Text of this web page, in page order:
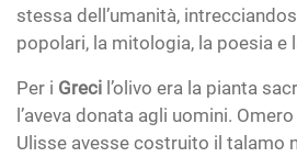
stessa dell’umanità,
popolari, la mitologia, la poesia e
Per i Greci l’olivo era la pianta
l’aveva donata agli uomini.
Ulisse avesse costruito il talamo